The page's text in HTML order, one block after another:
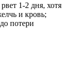
1-2 дня, хотя
и кровь;
потери